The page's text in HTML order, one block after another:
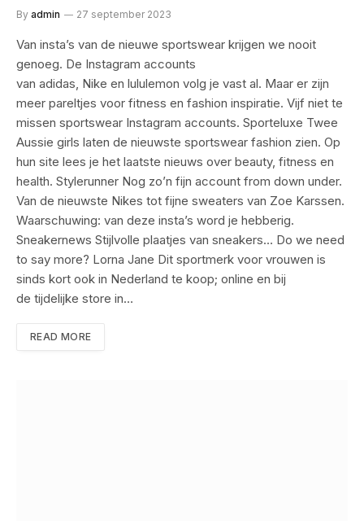
By admin 27 september 2023
Van insta’s van de nieuwe sportswear krijgen we nooit
genoeg. De Instagram accounts
van adidas, Nike en lululemon volg je vast al. Maar er zijn
meer pareltjes voor fitness en fashion inspiratie. Vijf niet te
missen sportswear Instagram accounts. Sporteluxe Twee
Aussie girls laten de nieuwste sportswear fashion zien. Op
hun site lees je het laatste nieuws over beauty, fitness en
health. Stylerunner Nog zo’n fijn account from down under.
Van de nieuwste Nikes tot fijne sweaters van Zoe Karssen.
Waarschuwing: van deze insta’s word je hebberig.
Sneakernews Stijlvolle plaatjes van sneakers… Do we need
to say more? Lorna Jane Dit sportmerk voor vrouwen is
sinds kort ook in Nederland te koop; online en bij
de tijdelijke store in…
READ MORE